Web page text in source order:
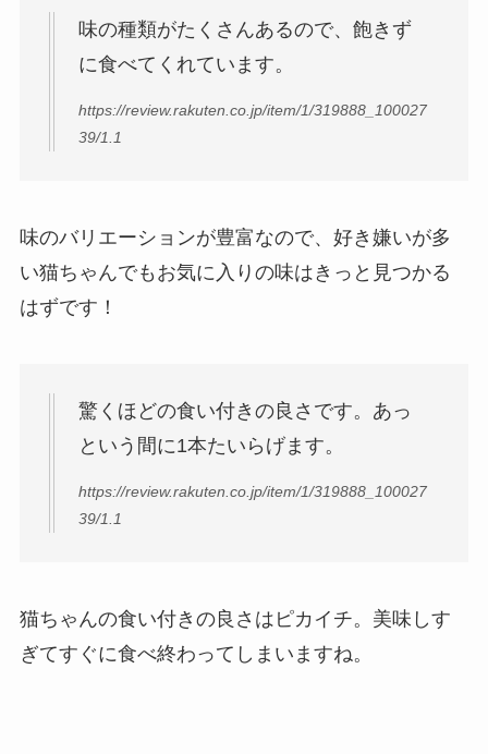
味の種類がたくさんあるので、飽きず
に食べてくれています。
https://review.rakuten.co.jp/item/1/319888_100027
39/1.1
味のバリエーションが豊富なので、好き嫌いが多
い猫ちゃんでもお気に入りの味はきっと見つかる
はずです！
驚くほどの食い付きの良さです。あっ
という間に1本たいらげます。
https://review.rakuten.co.jp/item/1/319888_100027
39/1.1
猫ちゃんの食い付きの良さはピカイチ。美味しす
ぎてすぐに食べ終わってしまいますね。